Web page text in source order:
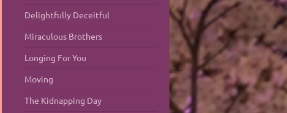
Delightfully Deceitful
Miraculous Brothers
Longing For You
Moving
The Kidnapping Day